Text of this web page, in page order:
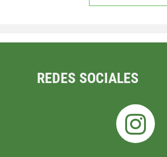
REDES SOCIALES